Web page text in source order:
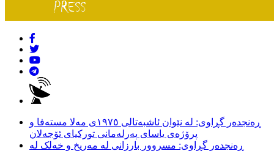
ڕەنجدەر گڕاوی: لە نێوان ئاشبەتالی ١٩٧٥ی مەلا مستەفا و
پرۆژەی یاسای پەرلەمانی تورکیای ئۆجەلان
ڕەنجدەر گڕاوی: مسروور بارزانی لە مەریخ و خەلک لە